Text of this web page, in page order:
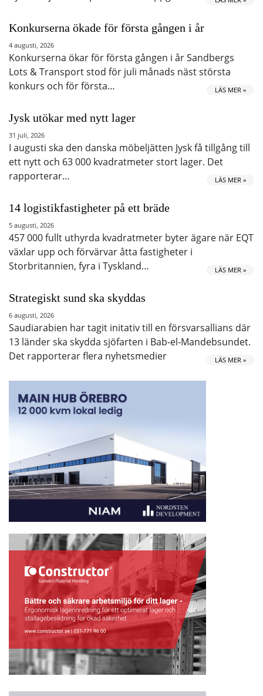
Konkurserna ökade för första gången i år
4 augusti, 2026
Konkurserna ökar för första gången i år Sandbergs
Lots & Transport stod för juli månads näst största
konkurs och för första…
LÄS MER »
Jysk utökar med nytt lager
31 juli, 2026
I augusti ska den danska möbeljätten Jysk få tillgång till
ett nytt och 63 000 kvadratmeter stort lager. Det
rapporterar…
LÄS MER »
14 logistikfastigheter på ett bräde
5 augusti, 2026
457 000 fullt uthyrda kvadratmeter byter ägare när EQT
växlar upp och förvärvar åtta fastigheter i
Storbritannien, fyra i Tyskland…
LÄS MER »
Strategiskt sund ska skyddas
6 augusti, 2026
Saudiarabien har tagit initativ till en försvarsallians där
13 länder ska skydda sjöfarten i Bab-el-Mandebsundet.
Det rapporterar flera nyhetsmedier
LÄS MER »